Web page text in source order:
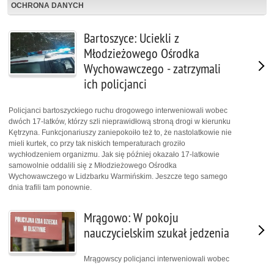
OCHRONA DANYCH
Bartoszyce: Uciekli z
Młodzieżowego Ośrodka
Wychowawczego - zatrzymali
ich policjanci
Policjanci bartoszyckiego ruchu drogowego interweniowali wobec
dwóch 17-latków, którzy szli nieprawidłową stroną drogi w kierunku
Kętrzyna. Funkcjonariuszy zaniepokoiło też to, że nastolatkowie nie
mieli kurtek, co przy tak niskich temperaturach groziło
wychłodzeniem organizmu. Jak się później okazało 17-latkowie
samowolnie oddalili się z Młodzieżowego Ośrodka
Wychowawczego w Lidzbarku Warmińskim. Jeszcze tego samego
dnia trafili tam ponownie.
Mrągowo: W pokoju
nauczycielskim szukał jedzenia
Mrągowscy policjanci interweniowali wobec